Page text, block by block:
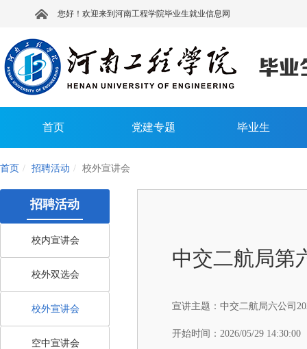
您好！欢迎来到河南工程学院毕业生就业信息网
首页 党建专题 毕业生
首页 招聘活动 校外宣讲会
招聘活动
校内宣讲会
校外双选会
校外宣讲会
空中宣讲会
中交二航局第
宣讲主题： 中交二航局六公司
开始时间： 2026/05/29 14:30:00